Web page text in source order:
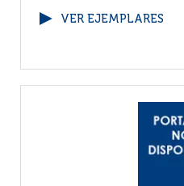
VER EJEMPLARES